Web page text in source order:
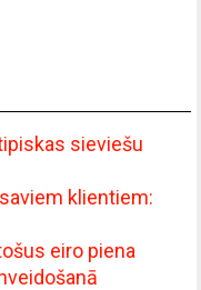
sieviešu
saviem klientiem:
eiro piena